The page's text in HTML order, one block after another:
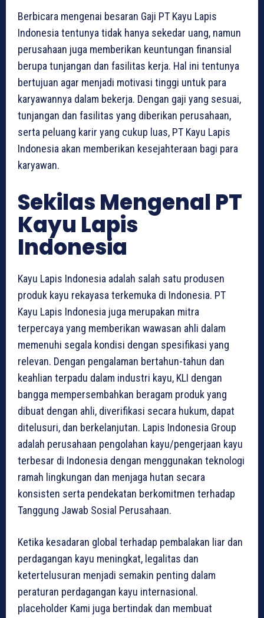
Berbicara mengenai besaran Gaji PT Kayu Lapis
Indonesia tentunya tidak hanya sekedar uang, namun
perusahaan juga memberikan keuntungan finansial
berupa tunjangan dan fasilitas kerja. Hal ini tentunya
bertujuan agar menjadi motivasi tinggi untuk para
karyawannya dalam bekerja. Dengan gaji yang sesuai,
tunjangan dan fasilitas yang diberikan perusahaan,
serta peluang karir yang cukup luas, PT Kayu Lapis
Indonesia akan memberikan kesejahteraan bagi para
karyawan.
Sekilas Mengenal PT
Kayu Lapis
Indonesia
Kayu Lapis Indonesia adalah salah satu produsen
produk kayu rekayasa terkemuka di Indonesia. PT
Kayu Lapis Indonesia juga merupakan mitra
terpercaya yang memberikan wawasan ahli dalam
memenuhi segala kondisi dengan spesifikasi yang
relevan. Dengan pengalaman bertahun-tahun dan
keahlian terpadu dalam industri kayu, KLI dengan
bangga mempersembahkan beragam produk yang
dibuat dengan ahli, diverifikasi secara hukum, dapat
ditelusuri, dan berkelanjutan. Lapis Indonesia Group
adalah perusahaan pengolahan kayu/pengerjaan kayu
terbesar di Indonesia dengan menggunakan teknologi
ramah lingkungan dan menjaga hutan secara
konsisten serta pendekatan berkomitmen terhadap
Tanggung Jawab Sosial Perusahaan.
Ketika kesadaran global terhadap pembalakan liar dan
perdagangan kayu meningkat, legalitas dan
ketertelusuran menjadi semakin penting dalam
peraturan perdagangan kayu internasional.
placeholder Kami juga bertindak dan membuat